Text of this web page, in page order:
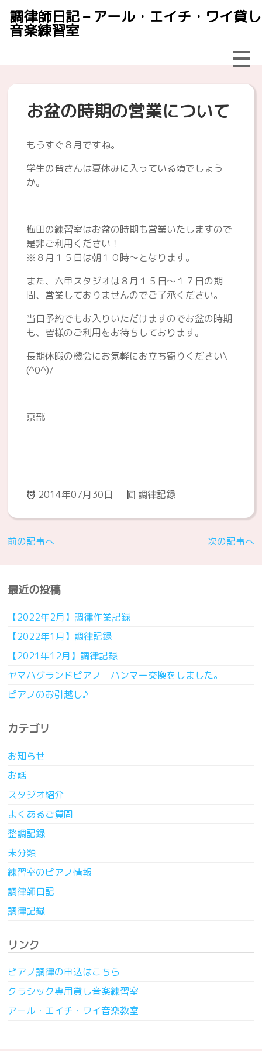
調律師日記 – アール・エイチ・ワイ貸し
音楽練習室
お盆の時期の営業について
もうすぐ８月ですね。
学生の皆さんは夏休みに入っている頃でしょう
か。
梅田の練習室はお盆の時期も営業いたしますので
是非ご利用ください！
※８月１５日は朝１０時～となります。
また、六甲スタジオは８月１５日～１７日の期
間、営業しておりませんのでご了承ください。
当日予約でもお入りいただけますのでお盆の時期
も、皆様のご利用をお待ちしております。
長期休暇の機会にお気軽にお立ち寄りください\
(^0^)/
京部
2014年07月30日 調律記録
前の記事へ 次の記事へ
最近の投稿
【2022年2月】調律作業記録
【2022年1月】調律記録
【2021年12月】調律記録
ヤマハグランドピアノ ハンマー交換をしました。
ピアノのお引越し♪
カテゴリ
お知らせ
お話
スタジオ紹介
よくあるご質問
整調記録
未分類
練習室のピアノ情報
調律師日記
調律記録
リンク
ピアノ調律の申込はこちら
クラシック専用貸し音楽練習室
アール・エイチ・ワイ音楽教室